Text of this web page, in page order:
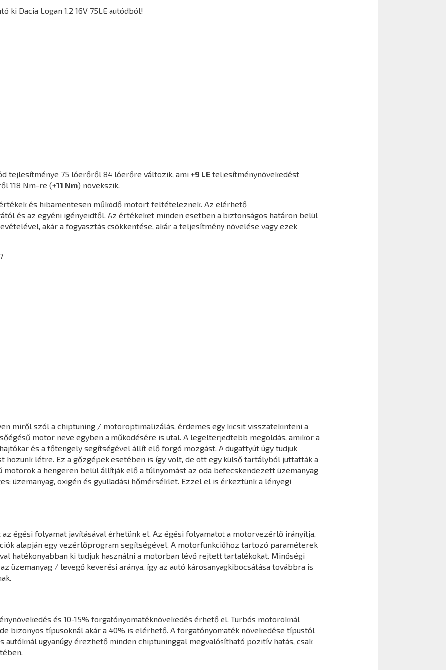
ki Dacia Logan 1.2 16V 75LE autódból!
tejlesítménye 75 lóerőről 84 lóerőre változik, ami +9 LE teljesítménynövekedést
118 Nm-re (+11 Nm) növekszik.
és hibamentesen működő motort feltételeznek. Az elérhető
és az egyéni igényeidtől. Az értékeket minden esetben a biztonságos határon belül
akár a fogyasztás csökkentése, akár a teljesítmény növelése vagy ezek
miről szól a chiptuning / motoroptimalizálás, érdemes egy kicsit visszatekinteni a
motor neve egyben a működésére is utal. A legelterjedtebb megoldás, amikor a
és a főtengely segítségével állít elő forgó mozgást. A dugattyút úgy tudjuk
hozunk létre. Ez a gőzgépek esetében is így volt, de ott egy külső tartályból juttatták a
motorok a hengeren belül állítják elő a túlnyomást az oda befecskendezett üzemanyag
üzemanyag, oxigén és gyulladási hőmérséklet. Ezzel el is érkeztünk a lényegi
égési folyamat javításával érhetünk el. Az égési folyamatot a motorvezérlő irányítja,
alapján egy vezérlőprogram segítségével. A motorfunkcióhoz tartozó paraméterek
hatékonyabban ki tudjuk használni a motorban lévő rejtett tartalékokat. Minőségi
üzemanyag / levegő keverési aránya, így az autó károsanyagkibocsátása továbbra is
és 10-15% forgatónyomatéknövekedés érhető el. Turbós motoroknál
bizonyos típusoknál akár a 40% is elérhető. A forgatónyomaték növekedése típustól
autóknál ugyanúgy érezhető minden chiptuninggal megvalósítható pozitív hatás, csak